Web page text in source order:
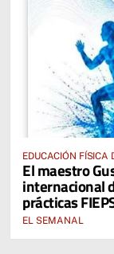
EDUCACIÓN FÍSICA
El maestro
internacional
prácticas
EL SEMANAL